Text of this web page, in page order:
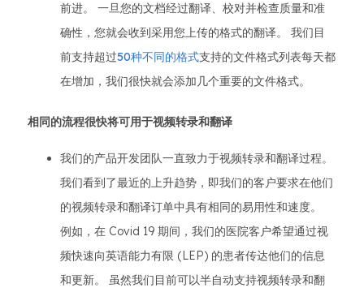
前进。 一旦您的文档经过翻译、校对并检查质量和准
确性，您就会收到采用您上传的格式的翻译。 我们目
前支持超过50种不同的格式支持的文件格式列表每天都
在增加，我们很快就会添加几个重要的文件格式。
相同的流程很快将可用于视频转录和翻译
我们的产品开发团队一直致力于视频转录和翻译过程。
我们看到了最近的上升趋势，即我们的客户要求在他们
的视频转录和翻译订单中具有相同的易用性和速度。
例如，在 Covid 19 期间，我们的医院客户希望通过视
频快速向英语能力有限 (LEP) 的患者传达他们的信息
和更新。 虽然我们目前可以半自动支持视频转录和翻